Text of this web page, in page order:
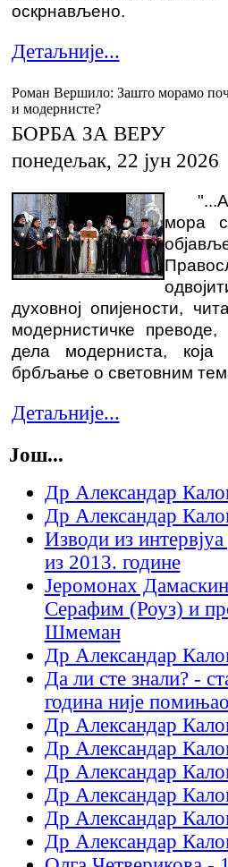
оскрнављено.
Детаљније...
Роман Вершило: Зашто морамо
и модернисте?
БОРБА ЗА ВЕРУ
понедељак, 22 јун 2026
мора
П
духовној опијености,
модернистичке преводе,
дела модерниста,
брбљање о световним
Детаљније...
Још...
Др Александар
Др Александар
Изводи из
из 2013. године
Јеромонах
Серафим (Роуз) и
Шмеман
Др Александар
Да ли сте знали? -
година није
Др Александар
Др Александар
Др Александар
Др Александар
Др Александар
Др Александар